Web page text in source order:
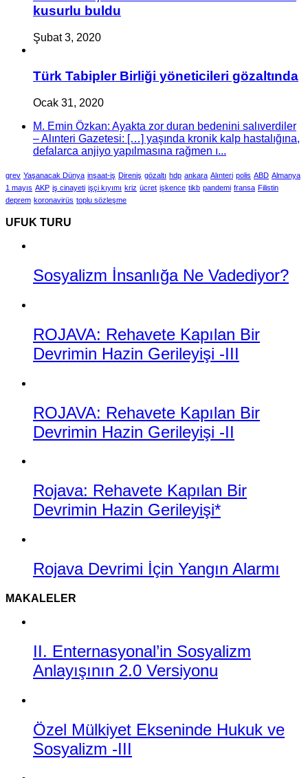
kusurlu buldu
Şubat 3, 2020
Türk Tabipler Birliği yöneticileri gözaltında
Ocak 31, 2020
M. Emin Özkan: Ayakta zor duran bedenini salıverdiler
– Alınteri Gazetesi: […] yaşında kronik kalp hastalığına,
defalarca anjiyo yapılmasına rağmen ı...
grev Yaşanacak Dünya inşaat-iş Direniş gözaltı hdp ankara Alınteri polis ABD Almanya
1 mayıs AKP iş cinayeti işçi kıyımı kriz ücret işkence tikb pandemi fransa Filistin
deprem koronavirüs toplu sözleşme
UFUK TURU
Sosyalizm İnsanlığa Ne Vadediyor?
ROJAVA: Rehavete Kapılan Bir
Devrimin Hazin Gerileyişi -III
ROJAVA: Rehavete Kapılan Bir
Devrimin Hazin Gerileyişi -II
Rojava: Rehavete Kapılan Bir
Devrimin Hazin Gerileyişi*
Rojava Devrimi İçin Yangın Alarmı
MAKALELER
II. Enternasyonal’in Sosyalizm
Anlayışının 2.0 Versiyonu
Özel Mülkiyet Ekseninde Hukuk ve
Sosyalizm -III